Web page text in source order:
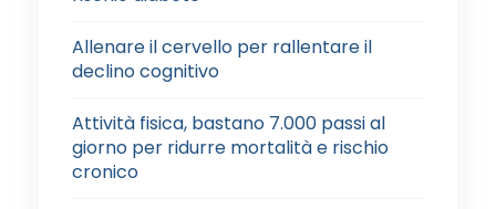
Allenare il cervello per rallentare il
declino cognitivo
Attività fisica, bastano 7.000 passi al
giorno per ridurre mortalità e rischio
cronico